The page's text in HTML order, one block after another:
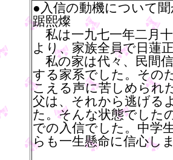
●入信の動機について
踞熙燦
私は一九七一年二月十
より、家族全員で日蓮
私の家は代々、民間
する家系でした。その
こえる声に苦しめられ
父は、それから逃げる
た。そんな状態でした
での入信でした。中学
らも一生懸命に信心し